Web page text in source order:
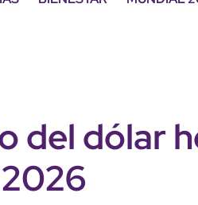
del dólar